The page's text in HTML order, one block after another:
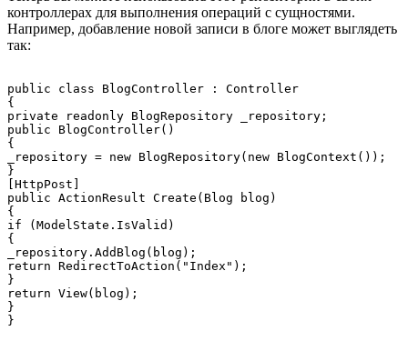
контроллерах для выполнения операций с сущностями.
Например, добавление новой записи в блоге может выглядеть
так:
public class BlogController : Controller
{
private readonly BlogRepository _repository;
public BlogController()
{
_repository = new BlogRepository(new BlogContext());
}
[HttpPost]
public ActionResult Create(Blog blog)
{
if (ModelState.IsValid)
{
_repository.AddBlog(blog);
return RedirectToAction("Index");
}
return View(blog);
}